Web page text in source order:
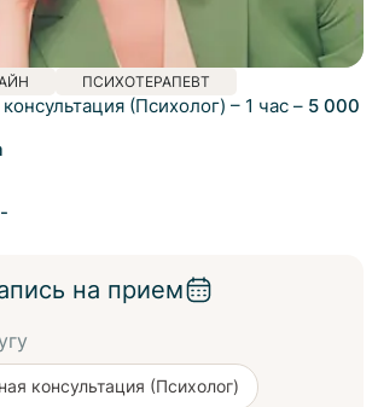
ПСИХОТЕРАПЕВТ
(Психолог) – 1 час – 5 000
-
на прием
консультация (Психолог)